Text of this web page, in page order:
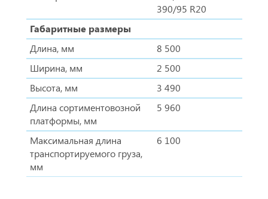
390/95 R20
Габаритные размеры
Длина, мм
8 500
Ширина, мм
2 500
Высота, мм
3 490
Длина сортиментовозной
платформы, мм
5 960
Максимальная длина
транспортируемого груза,
мм
6 100